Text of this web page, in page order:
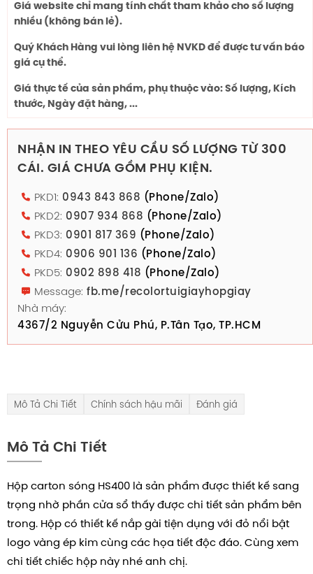
Giá website chỉ mang tính chất tham khảo cho số lượng
nhiều (không bán lẻ).
Quý Khách Hàng vui lòng liên hệ NVKD để được tư vấn báo
giá cụ thể.
Giá thực tế của sản phẩm, phụ thuộc vào: Số lượng, Kích
thước, Ngày đặt hàng, ...
NHẬN IN THEO YÊU CẦU SỐ LƯỢNG TỪ 300
CÁI. GIÁ CHƯA GỒM PHỤ KIỆN.
PKD1: 0943 843 868 (Phone/Zalo)
PKD2: 0907 934 868 (Phone/Zalo)
PKD3: 0901 817 369 (Phone/Zalo)
PKD4: 0906 901 136 (Phone/Zalo)
PKD5: 0902 898 418 (Phone/Zalo)
Message: fb.me/recolortuigiayhopgiay
Nhà máy:
4367/2 Nguyễn Cửu Phú, P.Tân Tạo, TP.HCM
Mô Tả Chi Tiết Chính sách hậu mãi Đánh giá
Mô Tả Chi Tiết
Hộp carton sóng HS400 là sản phẩm được thiết kế sang
trọng nhờ phần cửa sổ thấy được chi tiết sản phẩm bên
trong. Hộp có thiết kế nắp gài tiện dụng với đỏ nổi bật
logo vàng ép kim cùng các họa tiết độc đáo.Cùng xem
chi tiết chiếc hộp này nhé anh chị.